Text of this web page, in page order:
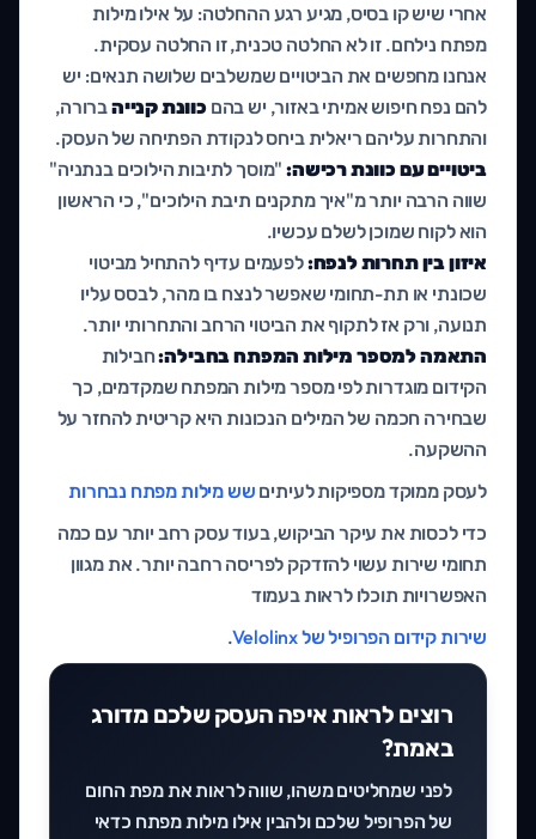
אחרי שיש קו בסיס, מגיע רגע ההחלטה: על אילו מילות
מפתח נילחם. זו לא החלטה טכנית, זו החלטה עסקית.
אנחנו מחפשים את הביטויים שמשלבים שלושה תנאים: יש
להם נפח חיפוש אמיתי באזור, יש בהםכוונת קנייהברורה,
והתחרות עליהם ריאלית ביחס לנקודת הפתיחה של העסק.
ביטויים עם כוונת רכישה:"מוסך לתיבות הילוכים בנתניה"
שווה הרבה יותר מ"איך מתקנים תיבת הילוכים", כי הראשון
הוא לקוח שמוכן לשלם עכשיו.
איזון בין תחרות לנפח:לפעמים עדיף להתחיל מביטוי
שכונתי או תת-תחומי שאפשר לנצח בו מהר, לבסס עליו
תנועה, ורק אז לתקוף את הביטוי הרחב והתחרותי יותר.
התאמה למספר מילות המפתח בחבילה:חבילות
הקידום מוגדרות לפי מספר מילות המפתח שמקדמים, כך
שבחירה חכמה של המילים הנכונות היא קריטית להחזר על
ההשקעה.
לעסק ממוקד מספיקות לעיתים שש מילות מפתח נבחרות
כדי לכסות את עיקר הביקוש, בעוד עסק רחב יותר עם כמה
תחומי שירות עשוי להזדקק לפריסה רחבה יותר. את מגוון
האפשרויות תוכלו לראות בעמוד
שירות קידום הפרופיל של Velolinx
.
רוצים לראות איפה העסק שלכם מדורג
באמת?
לפני שמחליטים משהו, שווה לראות את מפת החום
של הפרופיל שלכם ולהבין אילו מילות מפתח כדאי